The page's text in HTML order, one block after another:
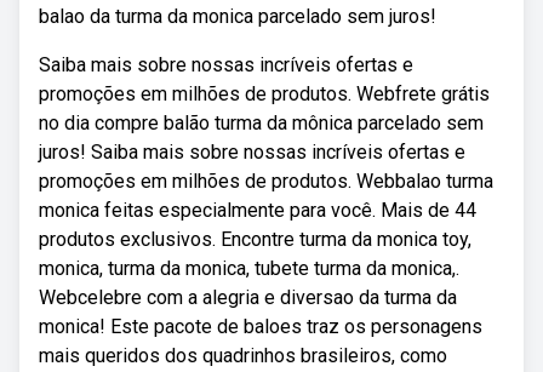
balao da turma da monica parcelado sem juros!
Saiba mais sobre nossas incríveis ofertas e
promoções em milhões de produtos. Webfrete grátis
no dia compre balão turma da mônica parcelado sem
juros! Saiba mais sobre nossas incríveis ofertas e
promoções em milhões de produtos. Webbalao turma
monica feitas especialmente para você. Mais de 44
produtos exclusivos. Encontre turma da monica toy,
monica, turma da monica, tubete turma da monica,.
Webcelebre com a alegria e diversao da turma da
monica! Este pacote de baloes traz os personagens
mais queridos dos quadrinhos brasileiros, como